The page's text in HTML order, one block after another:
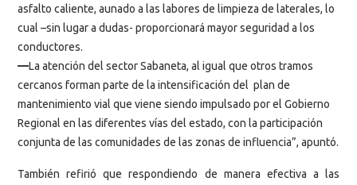
asfalto caliente, aunado a las labores de limpieza de laterales, lo
cual –sin lugar a dudas- proporcionará mayor seguridad a los
conductores.
—La atención del sector Sabaneta, al igual que otros tramos
cercanos forman parte de la intensificación del plan de
mantenimiento vial que viene siendo impulsado por el Gobierno
Regional en las diferentes vías del estado, con la participación
conjunta de las comunidades de las zonas de influencia”, apuntó.
También refirió que respondiendo de manera efectiva a las